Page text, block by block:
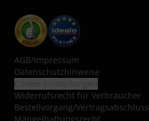
AGB/Impressum
Datenschutzhinweise
Widerrufsrecht für Verbraucher
Bestellvorgang/Vertragsabschluss